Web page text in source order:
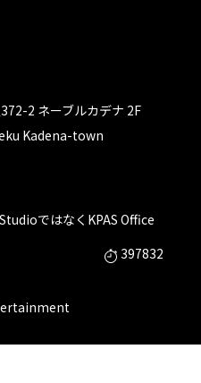
2 ネーブルカデナ 2F
Kadena-town
ではなくKPAS Office
397832